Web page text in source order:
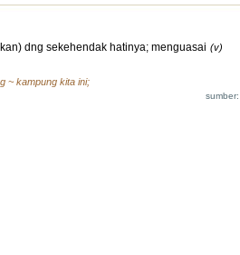
dng sekehendak hatinya; menguasai (v)
~ kampung kita ini;